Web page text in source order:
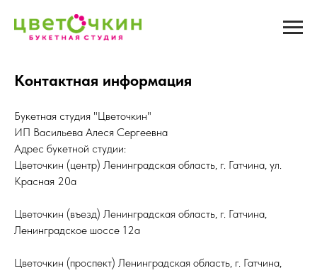
Контактная информация
Букетная студия "Цветочкин"
ИП Васильева Алеся Сергеевна
Адрес букетной студии:
Цветочкин (центр) Ленинградская область, г. Гатчина, ул.
Красная 20а
Цветочкин (въезд) Ленинградская область, г. Гатчина,
Ленинградское шоссе 12а
Цветочкин (проспект) Ленинградская область, г. Гатчина,